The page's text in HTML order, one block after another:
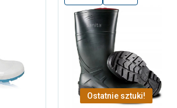
Ostatnie sztuki!